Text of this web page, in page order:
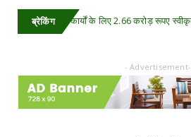
ब्रेकिंग
केनाल के कार्यों के लिए 2.66 करोड़ रूपए स्वीकृत
- Advertisement-